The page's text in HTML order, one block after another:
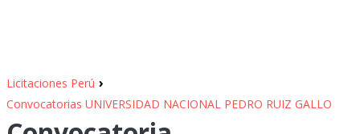
Licitaciones Perú ›
Convocatorias UNIVERSIDAD NACIONAL PEDRO RUIZ GALLO